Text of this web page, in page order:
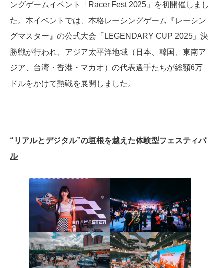
ングゲームイベント「Racer Fest 2025」を初開催しまし
た。本イベントでは、本格レーシングゲーム『レーシン
グマスター』の公式大会「LEGENDARY CUP 2025」決
勝戦が行われ、アジア太平洋地域（日本、韓国、東南ア
ジア、台湾・香港・マカオ）の代表選手たちが総額6万
ドルをかけて熱戦を展開しました。
“リアルとデジタル”の垣根を越えた体験型フェスティバ
ル